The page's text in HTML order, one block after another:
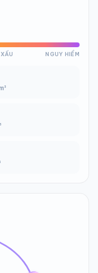
XẤU NGUY HIỂM